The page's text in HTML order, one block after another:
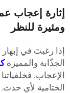
للنظر
رغبتَ في إبهار
والمميزة
فخلفياتنا
لأي حدث.